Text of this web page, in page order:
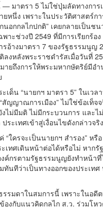
— มาตรา 5 ไม่ใช่ปุ่มลัดทางการ
ยหนึ่ง เพราะในประวัติศาสตร์กา
นอกกลไกปกติ” เคยกลายเป็นชน
าะช่วงปี 2549 ที่มีการเรียกร้อง
รอ้างมาตรา 7 ของรัฐธรรมนูญ
ลงหลังพระราชดำรัสเมื่อวันที่
ายถึงการให้พระมหากษัตริย์มีอำ
เด็น “นายกฯ มาตรา 5” ในเวล
ญญาณการเมือง” ไม่ใช่ข้อเท็จ
งไม่มีมติ ไม่มีกระบวนการ และไ
ะเทศเข้าสู่เงื่อนไขดังกล่าวจริง
ใครจะเป็นนายกฯ สำรอง” หรือ
เทศเดินหน้าต่อได้หรือไม่ หากรั
ค์กรตามรัฐธรรมนูญยังทำหน้าที่
ทันทีว่าเป็นทางออกของประเทศ
รมดาในสมการนี้ เพราะในอดีต
องกับแนวคิดกลไก ส.ว. ร่วมโห